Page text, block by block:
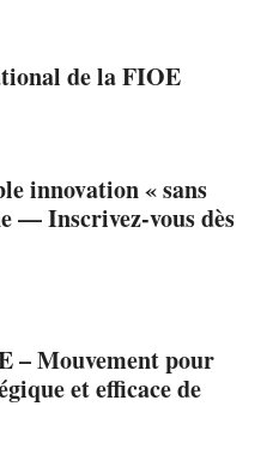
de la FIOE
innovation « sans
— Inscrivez-vous dès
– Mouvement pour
et efficace de